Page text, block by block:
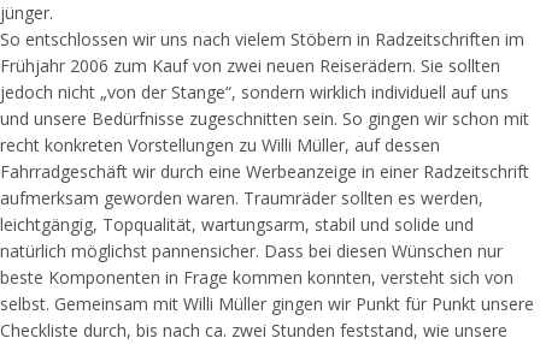
jünger.
So entschlossen wir uns nach vielem Stöbern in Radzeitschriften im
Frühjahr 2006 zum Kauf von zwei neuen Reiserädern. Sie sollten
jedoch nicht „von der Stange“, sondern wirklich individuell auf uns
und unsere Bedürfnisse zugeschnitten sein. So gingen wir schon mit
recht konkreten Vorstellungen zu Willi Müller, auf dessen
Fahrradgeschäft wir durch eine Werbeanzeige in einer Radzeitschrift
aufmerksam geworden waren. Traumräder sollten es werden,
leichtgängig, Topqualität, wartungsarm, stabil und solide und
natürlich möglichst pannensicher. Dass bei diesen Wünschen nur
beste Komponenten in Frage kommen konnten, versteht sich von
selbst. Gemeinsam mit Willi Müller gingen wir Punkt für Punkt unsere
Checkliste durch, bis nach ca. zwei Stunden feststand, wie unsere